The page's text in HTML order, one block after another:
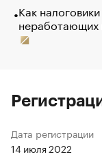
Как
неработающих
Дата регистрации
14 июля 2022